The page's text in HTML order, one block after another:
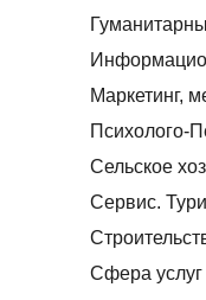
Маркетинг,
Психолого-
Сельское
Сервис.
Сфера услуг